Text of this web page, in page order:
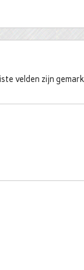
velden zijn